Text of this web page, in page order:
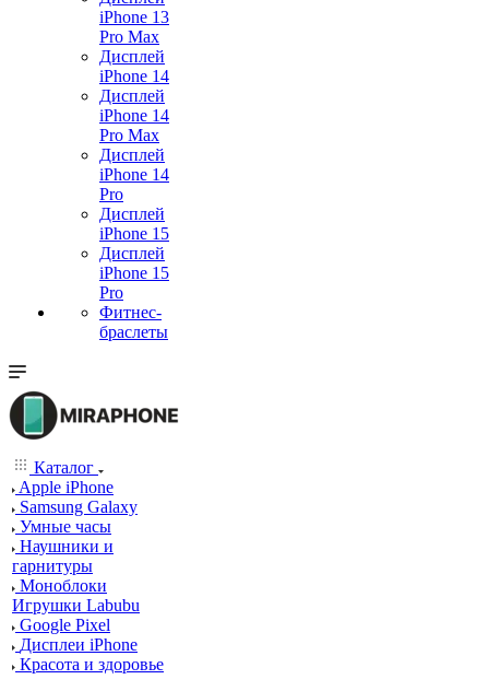
iPhone 13
Pro Max
Дисплей
iPhone 14
Дисплей
iPhone 14
Pro Max
Дисплей
iPhone 14
Pro
Дисплей
iPhone 15
Дисплей
iPhone 15
Pro
Фитнес-
браслеты
Каталог
Apple iPhone
Samsung Galaxy
Умные часы
Наушники и
гарнитуры
Моноблоки
Игрушки Labubu
Google Pixel
Дисплеи iPhone
Красота и здоровье